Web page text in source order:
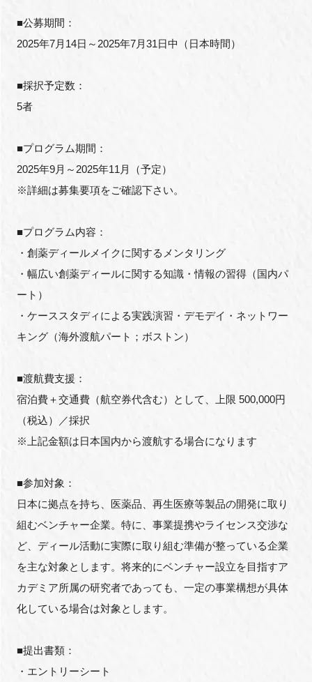
■公募期間：
2025年7月14日～2025年7月31日中（日本時間）
■採択予定数：
5者
■プログラム期間：
2025年9月～2025年11月（予定）
※詳細は募集要項をご確認下さい。
■プログラム内容：
・創薬ディールメイクに関するメンタリング
・幅広い創薬ディールに関する知識・情報の習得（国内パ
ート）
・ケーススタディによる実践演習・デモデイ・ネットワー
キング（海外渡航パート；ボストン）
■渡航費支援：
宿泊費＋交通費（航空券代含む）として、上限 500,000円
（税込）／採択
※上記金額は日本国内から渡航する場合になります
■参加対象：
日本に拠点を持ち、医薬品、再生医療等製品の開発に取り
組むベンチャー企業。特に、事業提携やライセンス交渉な
ど、ディール活動に実際に取り組む準備が整っている企業
を主な対象とします。将来的にベンチャー設立を目指すア
カデミア所属の研究者であっても、一定の事業構想が具体
化している場合は対象とします。
■提出書類：
・エントリーシート